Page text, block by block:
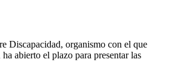
Discapacidad, organismo con el que
abierto el plazo para presentar las